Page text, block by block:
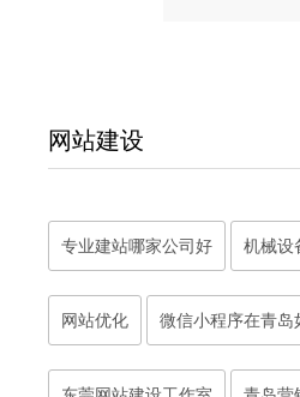
网站建设
专业建站哪家公司好 机械设
网站优化 微信小程序在青岛